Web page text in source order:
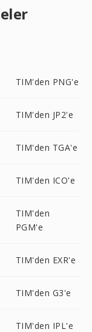
TIM'den PNG'e
TIM'den JP2'e
TIM'den TGA'e
TIM'den ICO'e
TIM'den
PGM'e
TIM'den EXR'e
TIM'den G3'e
TIM'den IPL'e